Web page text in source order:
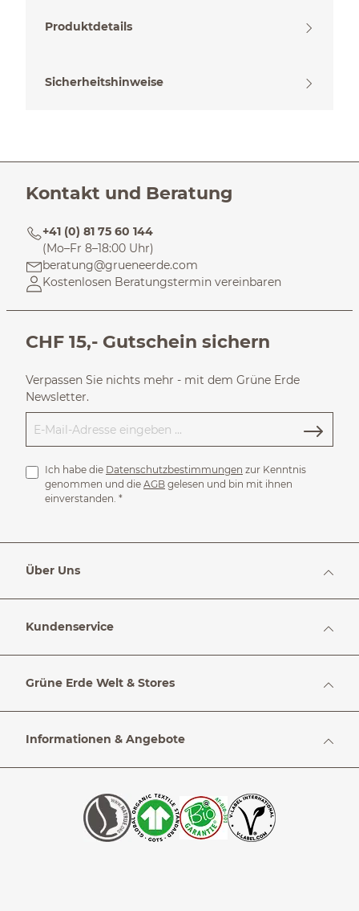
Produktdetails
Sicherheitshinweise
Kontakt und Beratung
+41 (0) 81 75 60 144
(Mo–Fr 8–18:00 Uhr)
beratung@grueneerde.com
Kostenlosen Beratungstermin vereinbaren
CHF 15,- Gutschein sichern
Verpassen Sie nichts mehr - mit dem Grüne Erde
Newsletter.
Ich habe die Datenschutzbestimmungen zur Kenntnis
genommen und die AGB gelesen und bin mit ihnen
einverstanden. *
Über Uns
Kundenservice
Grüne Erde Welt & Stores
Informationen & Angebote